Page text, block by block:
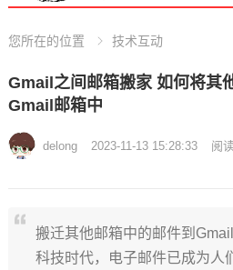
您所在的位置 技术互动
Gmail之间邮箱搬家 如何将其
Gmail邮箱中
delong 2023-11-13 15:28:33 阅
搬迁其他邮箱中的邮件到
科技时代，电子邮件已成为人